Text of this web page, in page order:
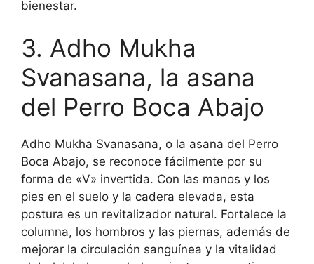
bienestar.
3. Adho Mukha
Svanasana, la asana
del Perro Boca Abajo
Adho Mukha Svanasana, o la asana del Perro
Boca Abajo, se reconoce fácilmente por su
forma de «V» invertida. Con las manos y los
pies en el suelo y la cadera elevada, esta
postura es un revitalizador natural. Fortalece la
columna, los hombros y las piernas, además de
mejorar la circulación sanguínea y la vitalidad